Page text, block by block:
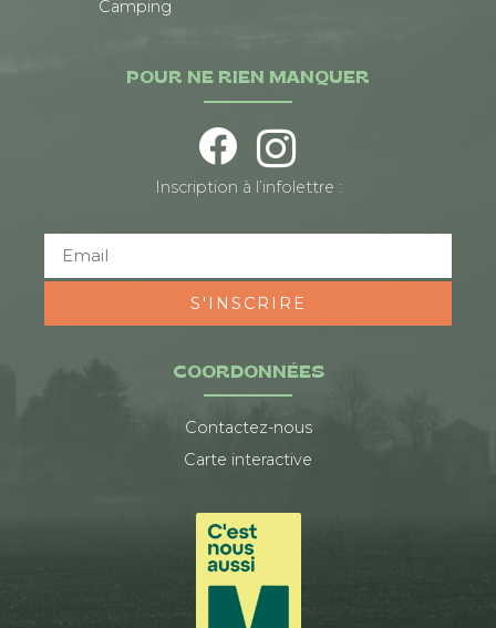
Camping
COORDONNÉES
Contactez-nous
Carte interactive
POUR NE RIEN MANQUER
Inscription à l’infolettre :
S'INSCRIRE